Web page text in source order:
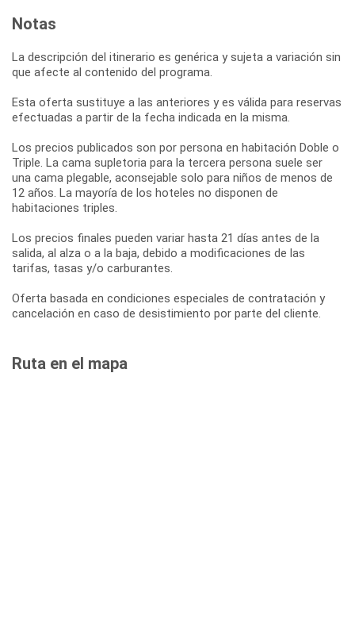
Notas
La descripción del itinerario es genérica y sujeta a variación sin
que afecte al contenido del programa.
Esta oferta sustituye a las anteriores y es válida para reservas
efectuadas a partir de la fecha indicada en la misma.
Los precios publicados son por persona en habitación Doble o
Triple. La cama supletoria para la tercera persona suele ser
una cama plegable, aconsejable solo para niños de menos de
12 años. La mayoría de los hoteles no disponen de
habitaciones triples.
Los precios finales pueden variar hasta 21 días antes de la
salida, al alza o a la baja, debido a modificaciones de las
tarifas, tasas y/o carburantes.
Oferta basada en condiciones especiales de contratación y
cancelación en caso de desistimiento por parte del cliente.
Ruta en el mapa